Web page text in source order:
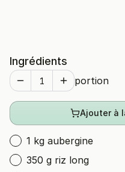
Ingrédients
portion
Ajouter à
1 kg aubergine
350 g riz long